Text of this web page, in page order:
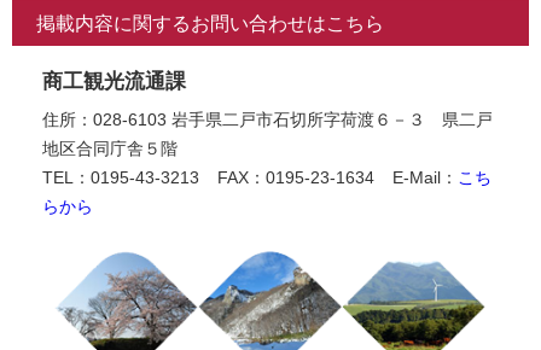
掲載内容に関するお問い合わせはこちら
商工観光流通課
住所：028-6103 岩手県二戸市石切所字荷渡６－３ 県二戸
地区合同庁舎５階
TEL：0195-43-3213
FAX：0195-23-1634 E-Mail： こち
らから